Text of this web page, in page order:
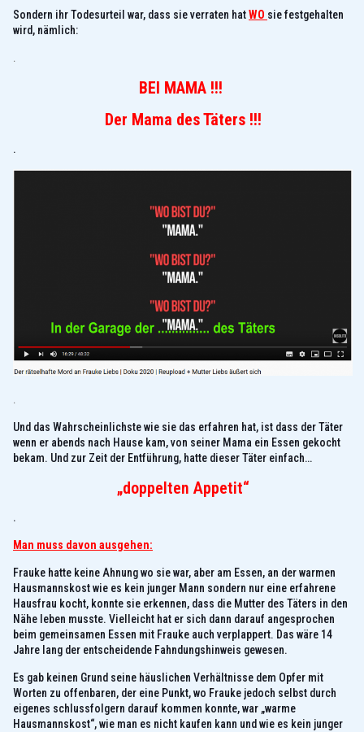
Sondern ihr Todesurteil war, dass sie verraten hatWO sie festgehalten
wird, nämlich:
.
BEI MAMA !!!
Der Mama des Täters !!!
.
.
Und das Wahrscheinlichste wie sie das erfahren hat, ist dass der Täter
wenn er abends nach Hause kam, von seiner Mama ein Essen gekocht
bekam. Und zur Zeit der Entführung, hatte dieser Täter einfach…
„doppelten Appetit“
.
Man muss davon ausgehen:
Frauke hatte keine Ahnung wo sie war, aber am Essen, an der warmen
Hausmannskost wie es kein junger Mann sondern nur eine erfahrene
Hausfrau kocht, konnte sie erkennen, dass die Mutter des Täters in den
Nähe leben musste. Vielleicht hat er sich dann darauf angesprochen
beim gemeinsamen Essen mit Frauke auch verplappert. Das wäre 14
Jahre lang der entscheidende Fahndungshinweis gewesen.
Es gab keinen Grund seine häuslichen Verhältnisse dem Opfer mit
Worten zu offenbaren, der eine Punkt, wo Frauke jedoch selbst durch
eigenes schlussfolgern darauf kommen konnte, war „warme
Hausmannskost“, wie man es nicht kaufen kann und wie es kein junger